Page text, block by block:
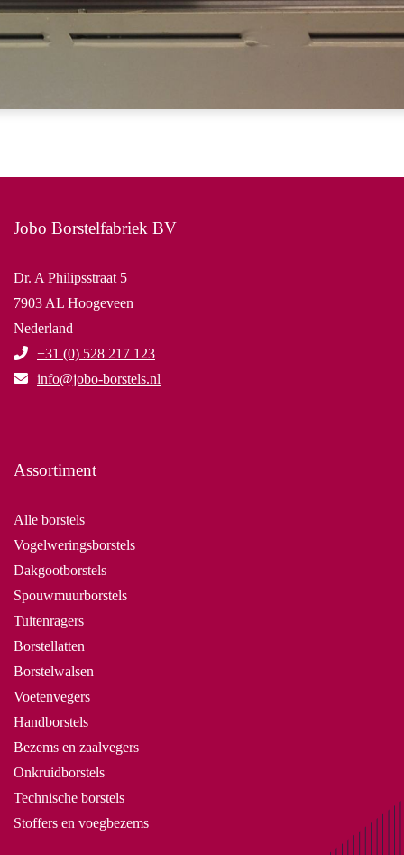
Jobo Borstelfabriek BV
Dr. A Philipsstraat 5
7903 AL Hoogeveen
Nederland
+31 (0) 528 217 123
info@jobo-borstels.nl
Assortiment
Alle borstels
Vogelweringsborstels
Dakgootborstels
Spouwmuurborstels
Tuitenragers
Borstellatten
Borstelwalsen
Voetenvegers
Handborstels
Bezems en zaalvegers
Onkruidborstels
Technische borstels
Stoffers en voegbezems